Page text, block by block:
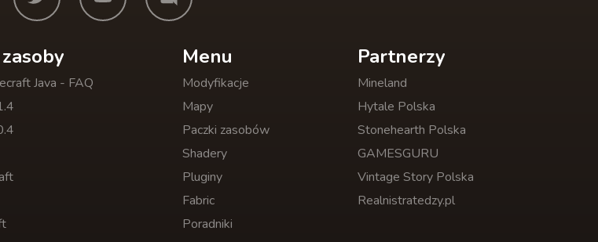
Java - FAQ
Menu
Modyfikacje
Mapy
Paczki zasobów
Shadery
Pluginy
Fabric
Poradniki
Partnerzy
Mineland
Hytale Polska
Stonehearth Polska
GAMESGURU
Vintage Story Polska
Realnistratedzy.pl